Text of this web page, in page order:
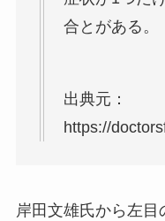
合とがある。
出典元：
https://
岸田文雄氏から左